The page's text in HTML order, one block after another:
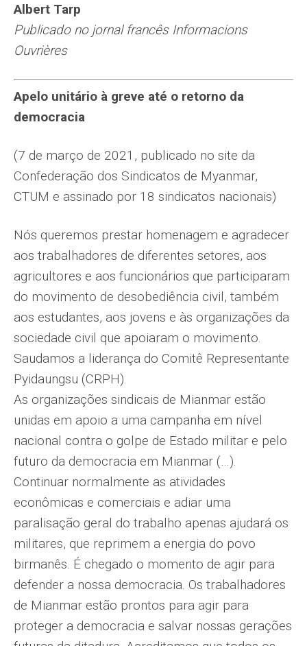
Albert Tarp
Publicado no jornal francês Informacions
Ouvrières
Apelo unitário à greve até o retorno da
democracia
(7 de março de 2021, publicado no site da
Confederação dos Sindicatos de Myanmar,
CTUM e assinado por 18 sindicatos nacionais)
Nós queremos prestar homenagem e agradecer
aos trabalhadores de diferentes setores, aos
agricultores e aos funcionários que participaram
do movimento de desobediência civil, também
aos estudantes, aos jovens e às organizações da
sociedade civil que apoiaram o movimento.
Saudamos a liderança do Comitê Representante
Pyidaungsu (CRPH).
As organizações sindicais de Mianmar estão
unidas em apoio a uma campanha em nível
nacional contra o golpe de Estado militar e pelo
futuro da democracia em Mianmar (…).
Continuar normalmente as atividades
econômicas e comerciais e adiar uma
paralisação geral do trabalho apenas ajudará os
militares, que reprimem a energia do povo
birmanês. É chegado o momento de agir para
defender a nossa democracia. Os trabalhadores
de Mianmar estão prontos para agir para
proteger a democracia e salvar nossas gerações